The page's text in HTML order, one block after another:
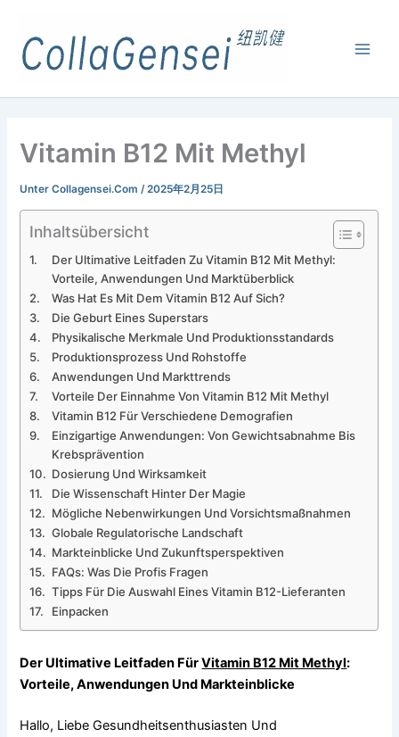
Vitamin B12 Mit Methyl
UnterCollagensei.com/2025年2月25日
Inhaltsübersicht
Der Ultimative Leitfaden Zu Vitamin B12 Mit Methyl:
Vorteile, Anwendungen Und Marktüberblick
Was Hat Es Mit Dem Vitamin B12 Auf Sich?
Die Geburt Eines Superstars
Physikalische Merkmale Und Produktionsstandards
Produktionsprozess Und Rohstoffe
Anwendungen Und Markttrends
Vorteile Der Einnahme Von Vitamin B12 Mit Methyl
Vitamin B12 Für Verschiedene Demografien
Einzigartige Anwendungen: Von Gewichtsabnahme Bis
Krebsprävention
Dosierung Und Wirksamkeit
Die Wissenschaft Hinter Der Magie
Mögliche Nebenwirkungen Und Vorsichtsmaßnahmen
Globale Regulatorische Landschaft
Markteinblicke Und Zukunftsperspektiven
FAQs: Was Die Profis Fragen
Tipps Für Die Auswahl Eines Vitamin B12-Lieferanten
Einpacken
Der Ultimative Leitfaden FürVitamin B12 Mit Methyl:
Vorteile, Anwendungen Und Markteinblicke
Hallo, Liebe Gesundheitsenthusiasten Und